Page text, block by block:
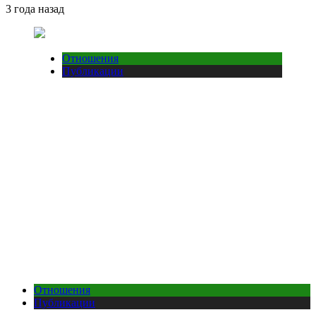
3 года назад
Отношения
Публикации
Отношения
Публикации